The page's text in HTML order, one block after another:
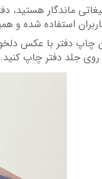
ماندگار
استفاده شده
چاپ دفتر با عکس
جلد دفتر چاپ